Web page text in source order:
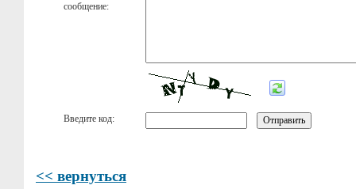
сообщение:
Введите код:
<< вернуться